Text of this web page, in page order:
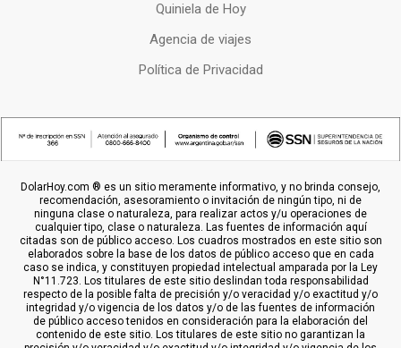
Quiniela de Hoy
Agencia de viajes
Política de Privacidad
DolarHoy.com ® es un sitio meramente informativo, y no brinda consejo,
recomendación, asesoramiento o invitación de ningún tipo, ni de
ninguna clase o naturaleza, para realizar actos y/u operaciones de
cualquier tipo, clase o naturaleza. Las fuentes de información aquí
citadas son de público acceso. Los cuadros mostrados en este sitio son
elaborados sobre la base de los datos de público acceso que en cada
caso se indica, y constituyen propiedad intelectual amparada por la Ley
N°11.723. Los titulares de este sitio deslindan toda responsabilidad
respecto de la posible falta de precisión y/o veracidad y/o exactitud y/o
integridad y/o vigencia de los datos y/o de las fuentes de información
de público acceso tenidos en consideración para la elaboración del
contenido de este sitio. Los titulares de este sitio no garantizan la